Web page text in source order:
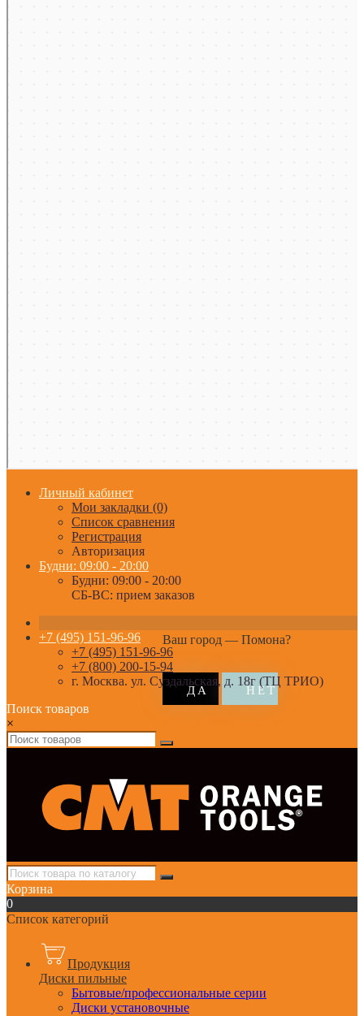
Личный кабинет
Мои закладки (0)
Список сравнения
Регистрация
Авторизация
Будни: 09:00 - 20:00
Будни: 09:00 - 20:00
СБ-ВС: прием заказов
Ваш город — Помона?
+7 (495) 151-96-96
+7 (495) 151-96-96
+7 (800) 200-15-94
г. Москва. ул. Суздальская, д. 18г (ТЦ ТРИО)
Поиск товаров
×
Корзина
0
Список категорий
Продукция
Диски пильные
Бытовые/профессиональные серии
Диски установочные